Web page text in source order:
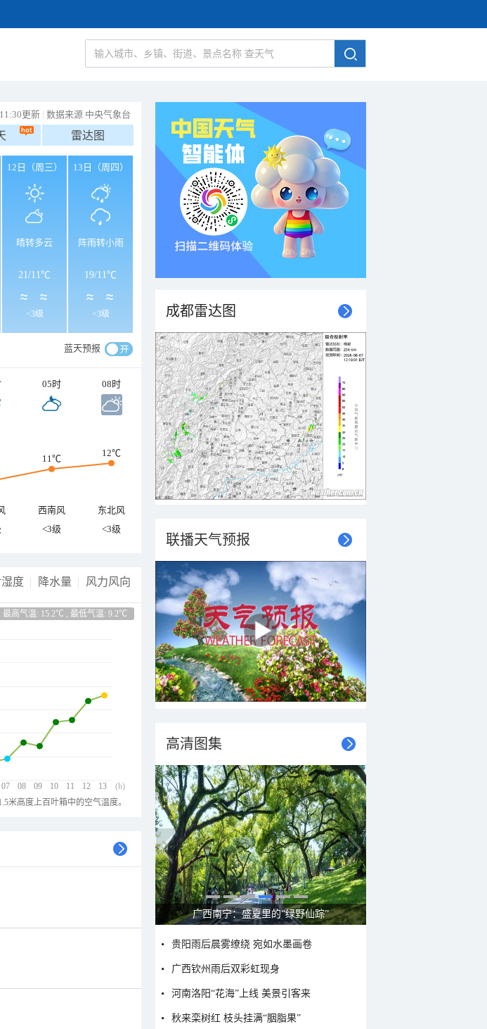
11:30更新 | 数据来源 中央气象台
雷达图
12日（周三）
晴转多云
21/11℃
<3级
13日（周四）
阵雨转小雨
19/11℃
<3级
蓝天预报
05时 08时
11℃
12℃
西南风
东北风
<3级 <3级
度 降水量 风力风向
最高气温: 15.2℃ , 最低气温: 9.2℃
07 08 09 10 11 12 13 (h)
米高度上百叶箱中的空气温度。
成都雷达图
联播天气预报
高清图集
呼伦贝尔草原 藏着最治愈的蓝天白云
贵阳雨后晨雾缭绕 宛如水墨画卷
广西钦州雨后双彩虹现身
河南洛阳“花海”上线 美景引客来
秋来栾树红 枝头挂满“胭脂果”